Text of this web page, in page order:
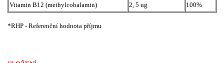
Vitamin B12 (methylcobalamin)
2, 5 ug 100%
*RHP - Referenční hodnota příjmu